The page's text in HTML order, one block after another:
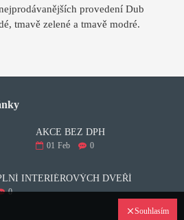
provedení Dub
tmavě zelené a tmavě modré.
AKCE BEZ DPH
01 Feb 0
INTERIÉROVÝCH DVEŘÍ
0
Souhlasím